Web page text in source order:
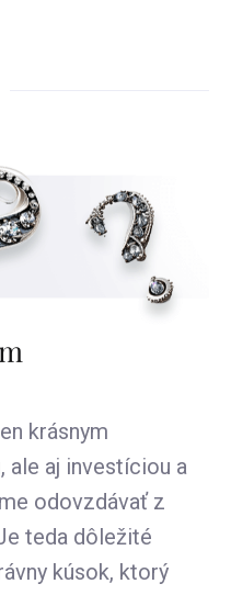
krásnym
ale aj investíciou a
odovzdávať z
teda dôležité
kúsok, ktorý